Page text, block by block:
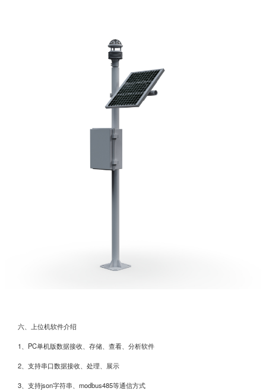
七要素一体式气象站
六、上位机软件介绍
1、PC单机版数据接收、存储、查看、分析软件
2、支持串口数据接收、处理、展示
3、支持json字符串、modbus485等通信方式